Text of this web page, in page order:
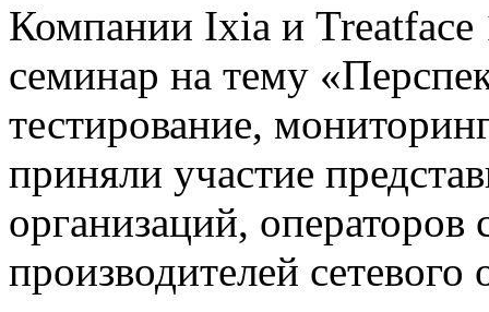
Компании Ixia и Treatface
семинар на тему
тестирование,
приняли участие
организаций,
производителей сетевого